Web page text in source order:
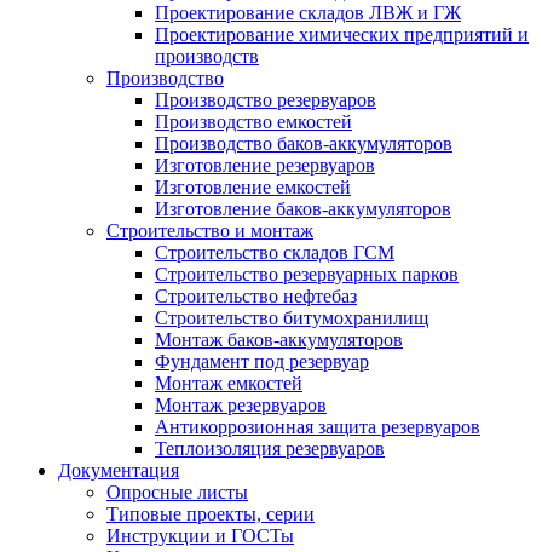
Проектирование складов ЛВЖ и ГЖ
Проектирование химических предприятий и
производств
Производство
Производство резервуаров
Производство емкостей
Производство баков-аккумуляторов
Изготовление резервуаров
Изготовление емкостей
Изготовление баков-аккумуляторов
Строительство и монтаж
Строительство складов ГСМ
Строительство резервуарных парков
Строительство нефтебаз
Строительство битумохранилищ
Монтаж баков-аккумуляторов
Фундамент под резервуар
Монтаж емкостей
Монтаж резервуаров
Антикоррозионная защита резервуаров
Теплоизоляция резервуаров
Документация
Опросные листы
Типовые проекты, серии
Инструкции и ГОСТы